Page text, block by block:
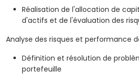
Réalisation de l'allocation de
d'actifs et de l'évaluation des
Analyse des risques et performance
Définition et résolution de
portefeuille